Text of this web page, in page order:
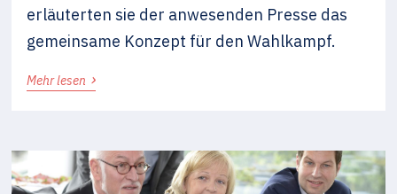
erläuterten sie der anwesenden Presse das
gemeinsame Konzept für den Wahlkampf.
Mehr lesen ›